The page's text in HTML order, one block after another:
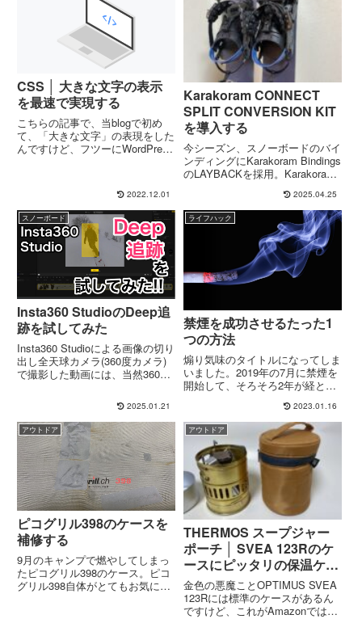
いる記事はなかったので、...
CSS │ 大きな文字の表示
を最速で実現する
こちらの記事で、当blogで初め
て、「大きな文字」の表現をした
んですけど、フツーにWordPress
ません)。テーマ等を導入せず
に、カンタンに「大きな...
2022.12.01
Karakoram CONNECT
SPLIT CONVERSION KIT
を導入する
今シーズン、スノーボードのバイ
ンディングにKarakoram Bindings
のLAYBACKを採用。Karakoram
ボードへの転用を前提にしていた
ためです。LAYBACKそのものは
即スプリットボード用として...
2025.04.25
スノーボード
Insta360 StudioのDeep追
跡を試してみた
Insta360 Studioによる画像の切り
出し全天球カメラ(360度カメラ)
で撮影した動画には、当然360度
す。Insta360 Studioでは、ここか
ら適切な画角で映像を切り出すと
いう操作を行います。これ...
2025.01.21
ライフハック
禁煙を成功させるたった1
つの方法
煽り気味のタイトルになってしま
いました。2019年の7月に禁煙を
開始して、そろそろ2年が経とう
「まだ禁煙中」という感覚で、
「タバコ吸いたいなー」って思う
ことはなくなったものの、いまだ
にふとしたタイミングでタバコ
の...
2023.01.16
アウトドア
ピコグリル398のケースを
補修する
9月のキャンプで燃やしてしまっ
たピコグリル398のケース。ピコ
グリル398自体がとてもお気に入
アウトドア
THERMOS スープジャー
ポーチ │ SVEA 123Rのケ
ースにピッタリの保温ケー
ス
金色の悪魔ことOPTIMUS SVEA
123Rには標準のケースがあるん
ですけど、これがAmazonではサ